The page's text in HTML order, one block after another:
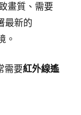
畫質、需要
最新的
。
需要紅外線遙